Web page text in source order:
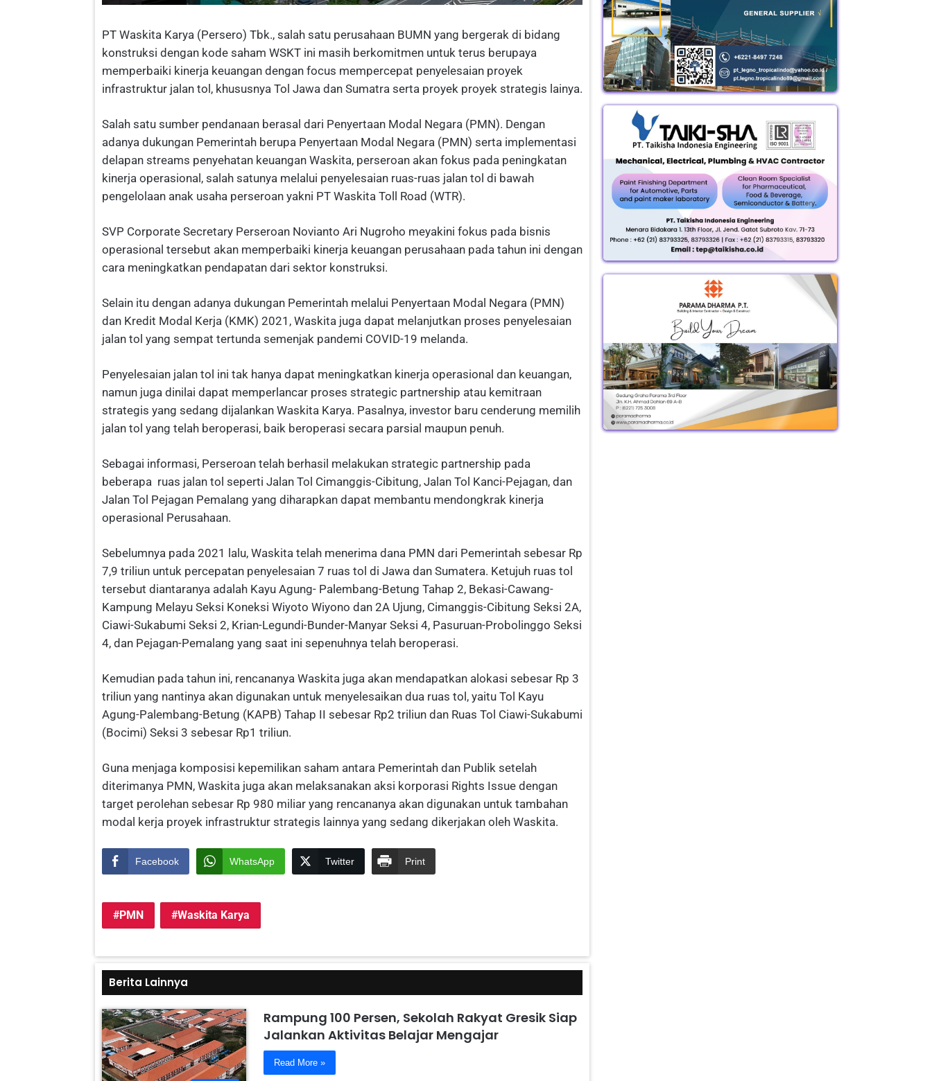
PT Waskita Karya (Persero) Tbk., salah satu perusahaan BUMN yang bergerak di bidang
konstruksi dengan kode saham WSKT ini masih berkomitmen untuk terus berupaya
memperbaiki kinerja keuangan dengan focus mempercepat penyelesaian proyek
infrastruktur jalan tol, khususnya Tol Jawa dan Sumatra serta proyek proyek strategis lainya.
Salah satu sumber pendanaan berasal dari Penyertaan Modal Negara (PMN). Dengan
adanya dukungan Pemerintah berupa Penyertaan Modal Negara (PMN) serta implementasi
delapan streams penyehatan keuangan Waskita, perseroan akan fokus pada peningkatan
kinerja operasional, salah satunya melalui penyelesaian ruas-ruas jalan tol di bawah
pengelolaan anak usaha perseroan yakni PT Waskita Toll Road (WTR).
SVP Corporate Secretary Perseroan Novianto Ari Nugroho meyakini fokus pada bisnis
operasional tersebut akan memperbaiki kinerja keuangan perusahaan pada tahun ini dengan
cara meningkatkan pendapatan dari sektor konstruksi.
Selain itu dengan adanya dukungan Pemerintah melalui Penyertaan Modal Negara (PMN)
dan Kredit Modal Kerja (KMK) 2021, Waskita juga dapat melanjutkan proses penyelesaian
jalan tol yang sempat tertunda semenjak pandemi COVID-19 melanda.
Penyelesaian jalan tol ini tak hanya dapat meningkatkan kinerja operasional dan keuangan,
namun juga dinilai dapat memperlancar proses strategic partnership atau kemitraan
strategis yang sedang dijalankan Waskita Karya. Pasalnya, investor baru cenderung memilih
jalan tol yang telah beroperasi, baik beroperasi secara parsial maupun penuh.
Sebagai informasi, Perseroan telah berhasil melakukan strategic partnership pada
beberapa ruas jalan tol seperti Jalan Tol Cimanggis-Cibitung, Jalan Tol Kanci-Pejagan, dan
Jalan Tol Pejagan Pemalang yang diharapkan dapat membantu mendongkrak kinerja
operasional Perusahaan.
Sebelumnya pada 2021 lalu, Waskita telah menerima dana PMN dari Pemerintah sebesar Rp
7,9 triliun untuk percepatan penyelesaian 7 ruas tol di Jawa dan Sumatera. Ketujuh ruas tol
tersebut diantaranya adalah Kayu Agung- Palembang-Betung Tahap 2, Bekasi-Cawang-
Kampung Melayu Seksi Koneksi Wiyoto Wiyono dan 2A Ujung, Cimanggis-Cibitung Seksi 2A,
Ciawi-Sukabumi Seksi 2, Krian-Legundi-Bunder-Manyar Seksi 4, Pasuruan-Probolinggo Seksi
4, dan Pejagan-Pemalang yang saat ini sepenuhnya telah beroperasi.
Kemudian pada tahun ini, rencananya Waskita juga akan mendapatkan alokasi sebesar Rp 3
triliun yang nantinya akan digunakan untuk menyelesaikan dua ruas tol, yaitu Tol Kayu
Agung-Palembang-Betung (KAPB) Tahap II sebesar Rp2 triliun dan Ruas Tol Ciawi-Sukabumi
(Bocimi) Seksi 3 sebesar Rp1 triliun.
Guna menjaga komposisi kepemilikan saham antara Pemerintah dan Publik setelah
diterimanya PMN, Waskita juga akan melaksanakan aksi korporasi Rights Issue dengan
target perolehan sebesar Rp 980 miliar yang rencananya akan digunakan untuk tambahan
modal kerja proyek infrastruktur strategis lainnya yang sedang dikerjakan oleh Waskita.
Facebook WhatsApp Twitter Print
PMN Waskita Karya
Berita Lainnya
Rampung 100 Persen, Sekolah Rakyat Gresik Siap
Jalankan Aktivitas Belajar Mengajar
Read More »